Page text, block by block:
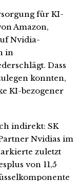
für KI-
Amazon,
Nvidia-
in
Dass
konnten,
KI-bezogener
indirekt: SK
Nvidias im
zuletzt
von 11,5